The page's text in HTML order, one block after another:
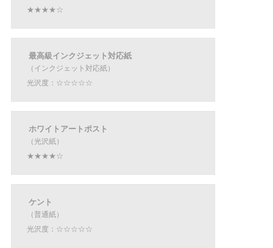
★★★★☆
最高級インクジェット対応紙
（インクジェット対応紙）
光沢度：☆☆☆☆☆
ホワイトアートポスト
（光沢紙）
★★★★☆
ケント
（普通紙）
光沢度：☆☆☆☆☆